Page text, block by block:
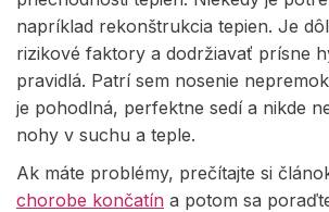
napríklad rekonštrukcia tepien. Je
rizikové faktory a dodržiavať prísne
pravidlá. Patrí sem nosenie
je pohodlná, perfektne sedí a nikde
nohy v suchu a teple.
Ak máte problémy, prečítajte si
chorobe končatín a potom sa